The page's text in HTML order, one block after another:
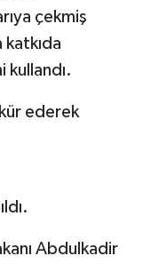
çekmiş
kullandı.
ederek
Abdulkadir